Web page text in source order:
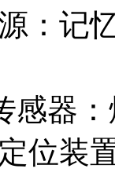
：记
感器
位装